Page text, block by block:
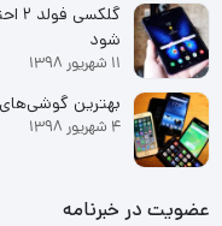
شود
11 شهریور 1398
بهترین گوشی‌های
4 شهریور 1398
عضویت در خبرنامه